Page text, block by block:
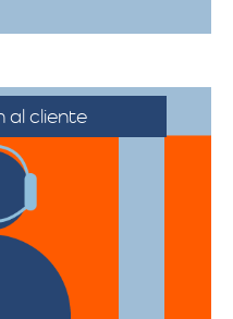
al cliente
hasta la
se ofrece un
excepcional,
horarios y